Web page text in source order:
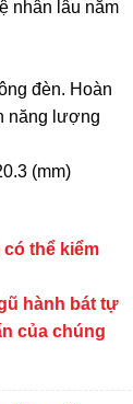
nhân lâu năm
đèn. Hoàn
năng lượng
(mm)
thể kiểm
hành bát tự
của chúng